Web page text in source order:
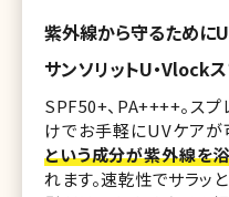
紫外線から守るために
サンソリットU・Vlock
SPF50+、PA++++。ス
けでお手軽にUVケアが
という成分が紫外線を
れます。速乾性でサラッ